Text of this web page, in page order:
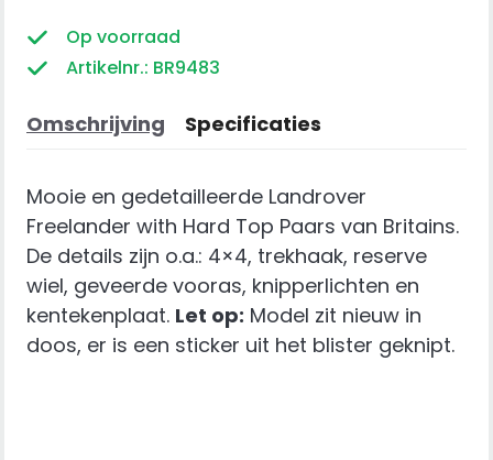
Hard
Top
aantal
Op voorraad
Artikelnr.: BR9483
Omschrijving Specificaties
Mooie en gedetailleerde Landrover
Freelander with Hard Top Paars van Britains.
De details zijn o.a.: 4×4, trekhaak, reserve
wiel, geveerde vooras, knipperlichten en
kentekenplaat. Let op: Model zit nieuw in
doos, er is een sticker uit het blister geknipt.